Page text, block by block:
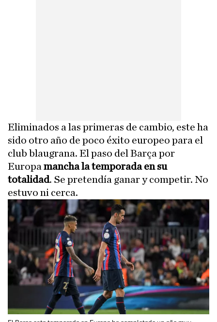
Eliminados a las primeras de cambio, este ha
sido otro año de poco éxito europeo para el
club blaugrana. El paso del Barça por
Europa mancha la temporada en su
totalidad. Se pretendía ganar y competir. No
estuvo ni cerca.